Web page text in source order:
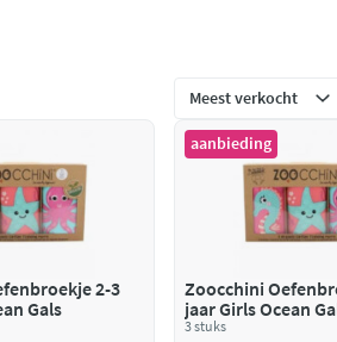
2-3
Gals
aanbieding
Zoocchini
jaar Girls Ocean
3 stuks